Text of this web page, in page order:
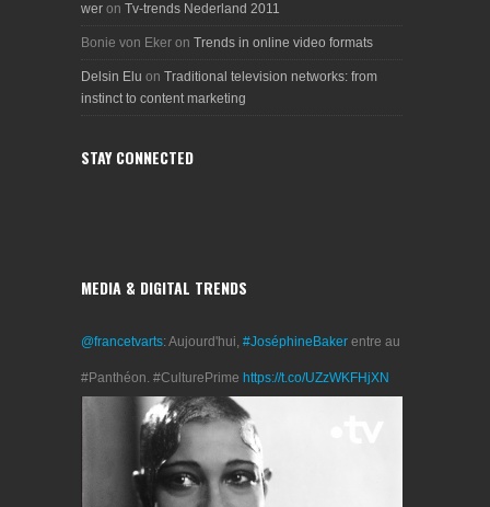
wer on Tv-trends Nederland 2011
Bonie von Eker on Trends in online video formats
Delsin Elu on Traditional television networks: from
instinct to content marketing
STAY CONNECTED
MEDIA & DIGITAL TRENDS
@francetvarts: Aujourd'hui, #JoséphineBaker entre au
#Panthéon. #CulturePrime https://t.co/UZzWKFHjXN